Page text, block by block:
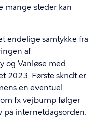
mange steder kan
endelige samtykke fra
af
og Vanløse med
2023. Første skridt er
en eventuel
fx vejbump følger
på internetdagsorden.